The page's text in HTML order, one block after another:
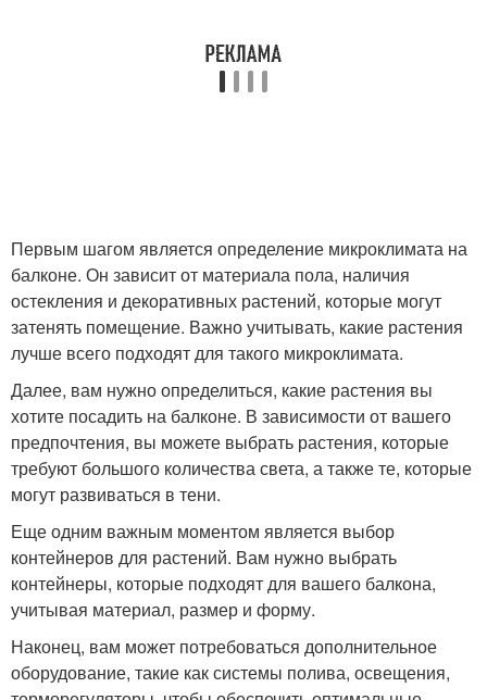
Первым шагом является определение микроклимата на
балконе. Он зависит от материала пола, наличия
остекления и декоративных растений, которые могут
затенять помещение. Важно учитывать, какие растения
лучше всего подходят для такого микроклимата.
Далее, вам нужно определиться, какие растения вы
хотите посадить на балконе. В зависимости от вашего
предпочтения, вы можете выбрать растения, которые
требуют большого количества света, а также те, которые
могут развиваться в тени.
Еще одним важным моментом является выбор
контейнеров для растений. Вам нужно выбрать
контейнеры, которые подходят для вашего балкона,
учитывая материал, размер и форму.
Наконец, вам может потребоваться дополнительное
оборудование, такие как системы полива, освещения,